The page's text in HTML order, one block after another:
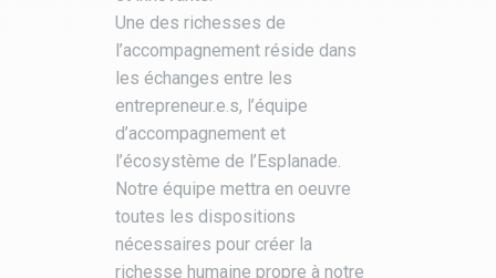
Une des richesses de
l’accompagnement réside dans
les échanges entre les
entrepreneur.e.s, l’équipe
d’accompagnement et
l’écosystème de l’Esplanade.
Notre équipe mettra en oeuvre
toutes les dispositions
nécessaires pour créer la
richesse humaine propre à notre